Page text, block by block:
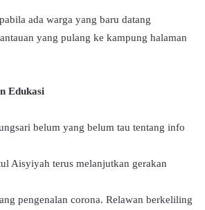
ada warga yang baru datang
yang pulang ke kampung halaman
Edukasi
belum yang belum tau tentang info
Aisyiyah terus melanjutkan gerakan
pengenalan corona. Relawan berkeliling